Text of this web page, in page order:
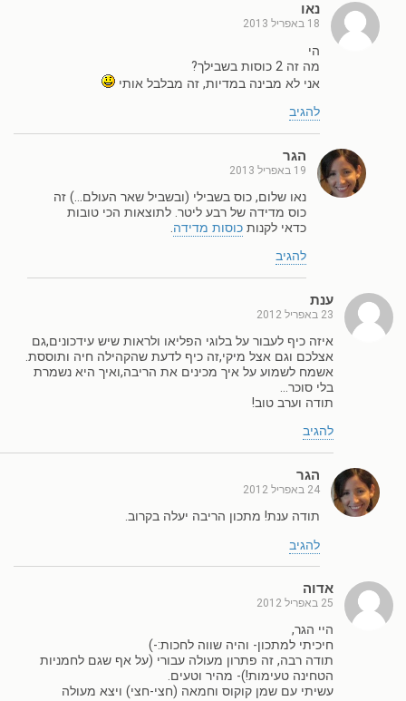
נאו
18 באפריל 2013
הי
מה זה 2 כוסות בשבילך?
אני לא מבינה במדיות, זה מבלבל אותי
להגיב
הגר
19 באפריל 2013
נאו שלום, כוס בשבילי (ובשביל שאר העולם…) זה
כוס מדידה של רבע ליטר. לתוצאות הכי טובות
כדאי לקנות כוסות מדידה.
להגיב
ענת
23 באפריל 2012
איזה כיף לעבור על בלוגי הפליאו ולראות שיש עידכונים,גם
אצלכם וגם אצל מיקי,זה כיף לדעת שהקהילה חיה ותוססת.
אשמח לשמוע על איך מכינים את הריבה,ואיך היא נשמרת
בלי סוכר…
תודה וערב טוב!
להגיב
הגר
24 באפריל 2012
תודה ענת! מתכון הריבה יעלה בקרוב.
להגיב
אדוה
25 באפריל 2012
היי הגר,
חיכיתי למתכון- והיה שווה לחכות:-)
תודה רבה, זה פתרון מעולה עבורי (על אף שגם לחמניות
הטחינה טעימות!)- מהיר וטעים.
עשיתי עם שמן קוקוס וחמאה (חצי-חצי) ויצא מעולה